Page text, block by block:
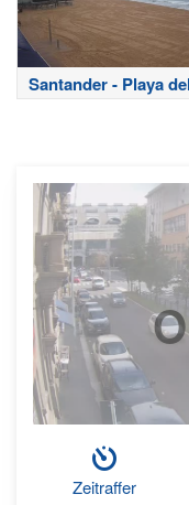
Santander - Playa del
Sardinero
Zeitraffer